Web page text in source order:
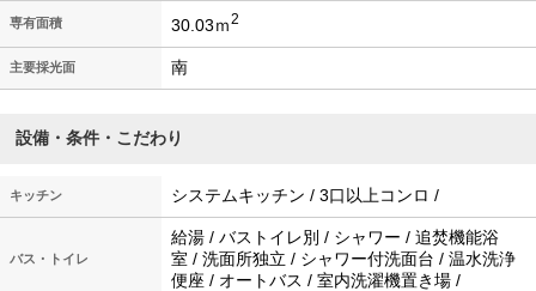
専有面積 30.03ｍ2
主要採光面 南
設備・条件・こだわり
キッチン システムキッチン / 3口以上コンロ /
バス・トイレ
給湯 / バストイレ別 / シャワー / 追焚機能浴
室 / 洗面所独立 / シャワー付洗面台 / 温水洗浄
便座 / オートバス / 室内洗濯機置き場 /